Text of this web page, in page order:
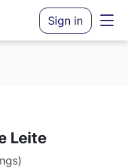
Sign in
Leite